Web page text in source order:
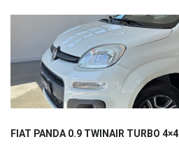
FIAT PANDA 0.9 TWINAIR TURBO 4×4